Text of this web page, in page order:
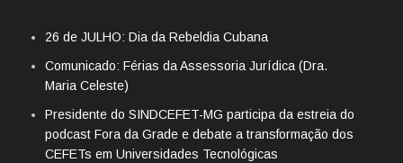
26 de JULHO: Dia da Rebeldia Cubana
Comunicado: Férias da Assessoria Jurídica (Dra.
Maria Celeste)
Presidente do SINDCEFET-MG participa da estreia do
podcast Fora da Grade e debate a transformação dos
CEFETs em Universidades Tecnológicas